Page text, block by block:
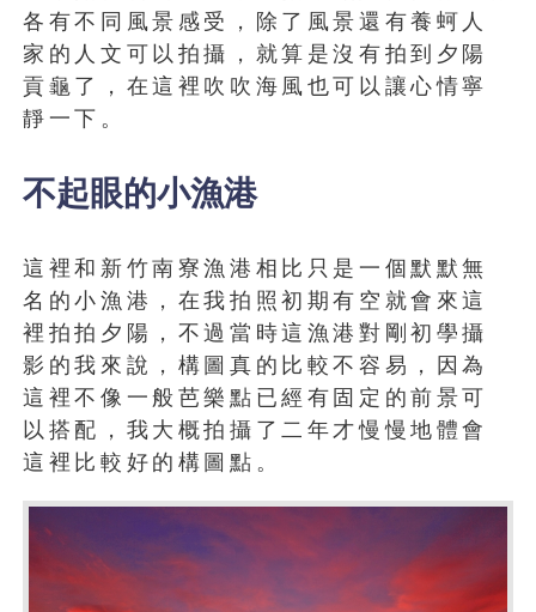
各有不同風景感受，除了風景還有養蚵人
家的人文可以拍攝，就算是沒有拍到夕陽
貢龜了，在這裡吹吹海風也可以讓心情寧
靜一下。
不起眼的小漁港
這裡和新竹南寮漁港相比只是一個默默無
名的小漁港，在我拍照初期有空就會來這
裡拍拍夕陽，不過當時這漁港對剛初學攝
影的我來說，構圖真的比較不容易，因為
這裡不像一般芭樂點已經有固定的前景可
以搭配，我大概拍攝了二年才慢慢地體會
這裡比較好的構圖點。